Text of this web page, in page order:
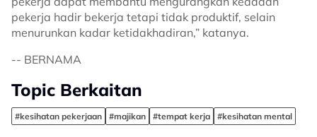
pekerja hadir bekerja tetapi tidak produktif, selain
menurunkan kadar ketidakhadiran,” katanya.
-- BERNAMA
Topic Berkaitan
#kesihatan pekerjaan #majikan #tempat kerja #kesihatan mental